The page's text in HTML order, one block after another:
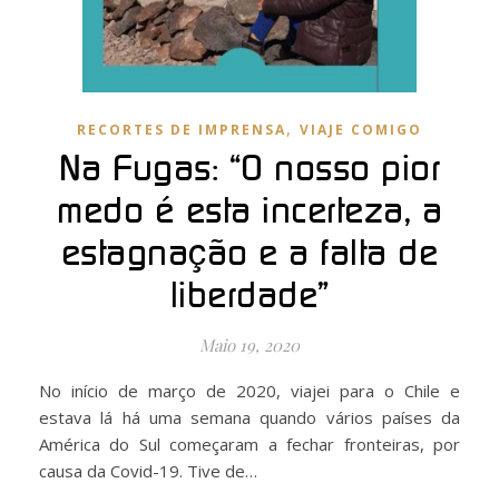
RECORTES DE IMPRENSA, VIAJE COMIGO
Na Fugas: “O nosso pior
medo é esta incerteza, a
estagnação e a falta de
liberdade”
Maio 19, 2020
No início de março de 2020, viajei para o Chile e
estava lá há uma semana quando vários países da
América do Sul começaram a fechar fronteiras, por
causa da Covid-19. Tive de…